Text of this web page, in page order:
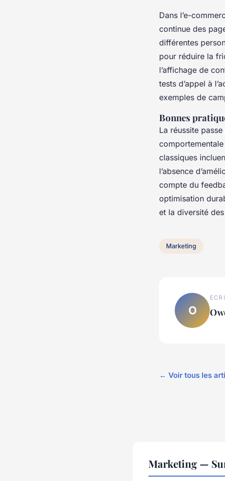
Dans l’e-
continue des
différentes
pour réduire la
l’affichage de
tests d’appel à
exemples de
Bonnes
La réussite
classiques
l’absence
compte du
optimisation
et la diversité
Marketing
O
← Voir tous les
Marketing —